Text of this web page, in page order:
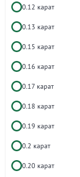
0.12 карат
0.13 карат
0.15 карат
0.16 карат
0.17 карат
0.18 карат
0.19 карат
0.2 карат
0.20 карат